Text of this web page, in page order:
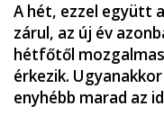
A hét, ezzel együtt
zárul, az új év
hétfőtől
érkezik.
enyhébb marad az